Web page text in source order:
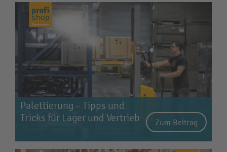
Palettierung – Tipps und
Tricks für Lager und Vertrieb
Zum Beitrag